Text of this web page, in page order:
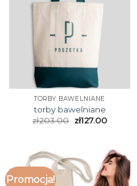
TORBY BAWELNIANE
torby bawelniane
zł203.00 zł127.00
Promocja!